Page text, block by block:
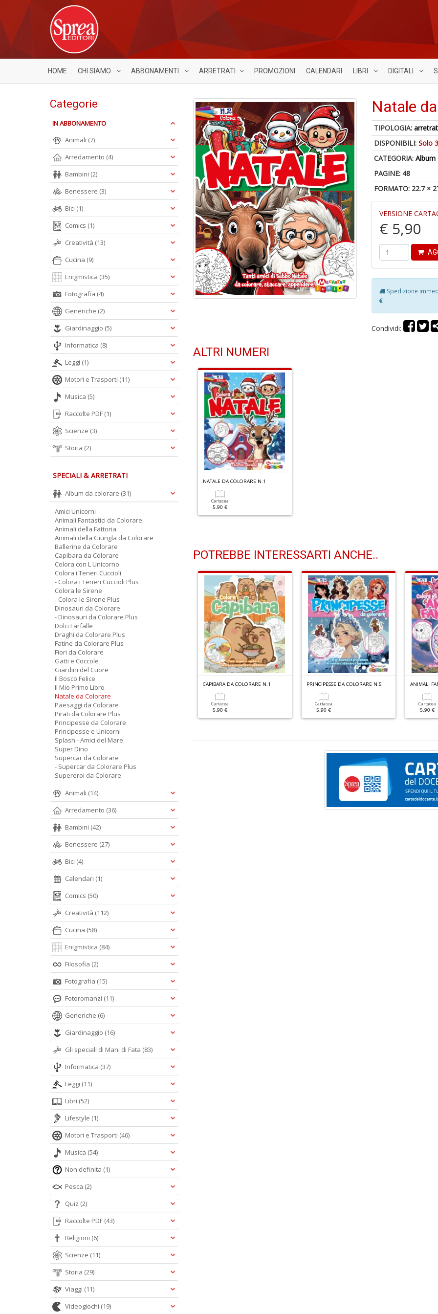
HOME CHI SIAMO ABBONAMENTI ARRETRATI PROMOZIONI CALENDARI LIBRI DIGITALI
Natale
TIPOLOGIA:
DISPONIBILI:Solo
CATEGORIA:Album
PAGINE: 48
FORMATO: 22.7 ×
VERSIONE
€ 5,90
Spedizione
€
Condividi:
ALTRI NUMERI
NATALE DA COLORARE N.1
Cartacea
5.90 €
POTREBBE INTERESSARTI ANCHE..
DA COLORARE N.7
Cartacea
5.90 €
CAPIBARA DA COLORARE N.1
Cartacea
5.90 €
PRINCIPESSE DA COLORARE N.5
Cartacea
5.90 €
Cartacea
5.90 €
Categorie
IN ABBONAMENTO
Animali (7)
Arredamento (4)
Bambini (2)
Benessere (3)
Bici (1)
Comics (1)
Creatività (13)
Cucina (9)
Enigmistica (35)
Fotografia (4)
Generiche (2)
Giardinaggio (5)
Informatica (8)
Leggi (1)
Motori e Trasporti (11)
Musica (5)
Raccolte PDF (1)
Scienze (3)
Storia (2)
SPECIALI & ARRETRATI
Album da colorare (31)
Amici Unicorni
Animali Fantastici da Colorare
Animali della Fattoria
Animali della Giungla da Colorare
Ballerine da Colorare
Capibara da Colorare
Colora con L Unicorno
Colora i Teneri Cuccioli
- Colora i Teneri Cuccioli Plus
Colora le Sirene
- Colora le Sirene Plus
Dinosauri da Colorare
- Dinosauri da Colorare Plus
Dolci Farfalle
Draghi da Colorare Plus
Fatine da Colorare Plus
Fiori da Colorare
Gatti e Coccole
Giardini del Cuore
Il Bosco Felice
Il Mio Primo Libro
Natale da Colorare
Paesaggi da Colorare
Pirati da Colorare Plus
Principesse da Colorare
Principesse e Unicorni
Splash - Amici del Mare
Super Dino
Supercar da Colorare
- Supercar da Colorare Plus
Supereroi da Colorare
Animali (14)
Arredamento (36)
Bambini (42)
Benessere (27)
Bici (4)
Calendari (1)
Comics (50)
Creatività (112)
Cucina (58)
Enigmistica (84)
Filosofia (2)
Fotografia (15)
Fotoromanzi (11)
Generiche (6)
Giardinaggio (16)
Gli speciali di Mani di Fata (83)
Informatica (37)
Leggi (11)
Libri (52)
Lifestyle (1)
Motori e Trasporti (46)
Musica (54)
Non definita (1)
Pesca (2)
Quiz (2)
Raccolte PDF (43)
Religioni (6)
Scienze (11)
Storia (29)
Viaggi (11)
Videogiochi (19)